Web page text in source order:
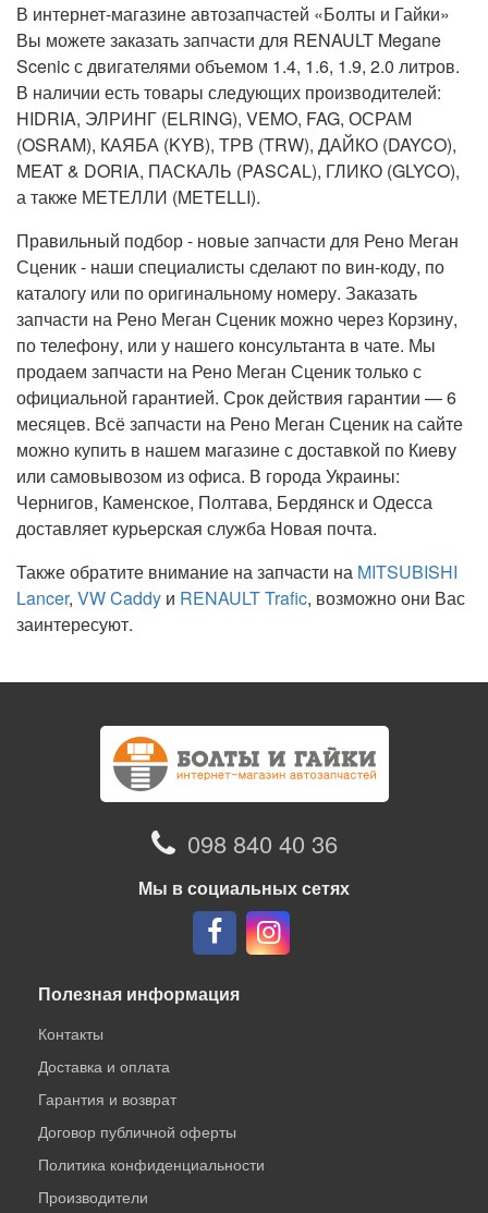
В интернет-магазине автозапчастей «Болты и Гайки»
Вы можете заказать запчасти для RENAULT Megane
Scenic с двигателями объемом 1.4, 1.6, 1.9, 2.0 литров.
В наличии есть товары следующих производителей:
HIDRIA, ЭЛРИНГ (ELRING), VEMO, FAG, ОСРАМ
(OSRAM), КАЯБА (KYB), ТРВ (TRW), ДАЙКО (DAYCO),
MEAT & DORIA, ПАСКАЛЬ (PASCAL), ГЛИКО (GLYCO),
а также МЕТЕЛЛИ (METELLI).
Правильный подбор - новые запчасти для Рено Меган
Сценик - наши специалисты сделают по вин-коду, по
каталогу или по оригинальному номеру. Заказать
запчасти на Рено Меган Сценик можно через Корзину,
по телефону, или у нашего консультанта в чате. Мы
продаем запчасти на Рено Меган Сценик только с
официальной гарантией. Срок действия гарантии — 6
месяцев. Всё запчасти на Рено Меган Сценик на сайте
можно купить в нашем магазине с доставкой по Киеву
или самовывозом из офиса. В города Украины:
Чернигов, Каменское, Полтава, Бердянск и Одесса
доставляет курьерская служба Новая почта.
Также обратите внимание на запчасти на MITSUBISHI
Lancer, VW Caddy и RENAULT Trafic, возможно они Вас
заинтересуют.
098 840 40 36
Мы в социальных сетях
Полезная информация
Контакты
Доставка и оплата
Гарантия и возврат
Договор публичной оферты
Политика конфиденциальности
Производители